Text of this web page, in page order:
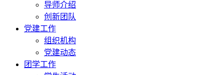
导师介绍
创新团队
党建工作
组织机构
党建动态
团学工作